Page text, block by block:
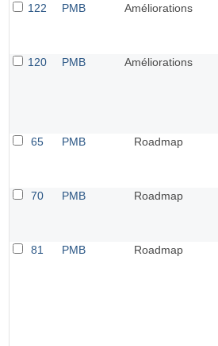
122
PMB Améliorations
120
PMB Améliorations
65
PMB Roadmap
70
PMB Roadmap
81
PMB Roadmap